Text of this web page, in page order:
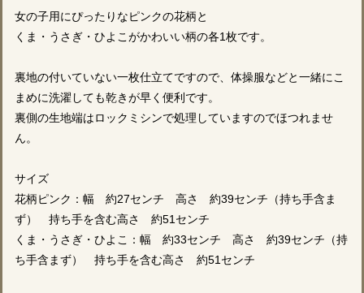
女の子用にぴったりなピンクの花柄と
くま・うさぎ・ひよこがかわいい柄の各1枚です。
裏地の付いていない一枚仕立てですので、体操服などと一緒にこ
まめに洗濯しても乾きが早く便利です。
裏側の生地端はロックミシンで処理していますのでほつれませ
ん。
サイズ
花柄ピンク：幅 約27センチ 高さ 約39センチ（持ち手含ま
ず） 持ち手を含む高さ 約51センチ
くま・うさぎ・ひよこ：幅 約33センチ 高さ 約39センチ（持
ち手含まず） 持ち手を含む高さ 約51センチ